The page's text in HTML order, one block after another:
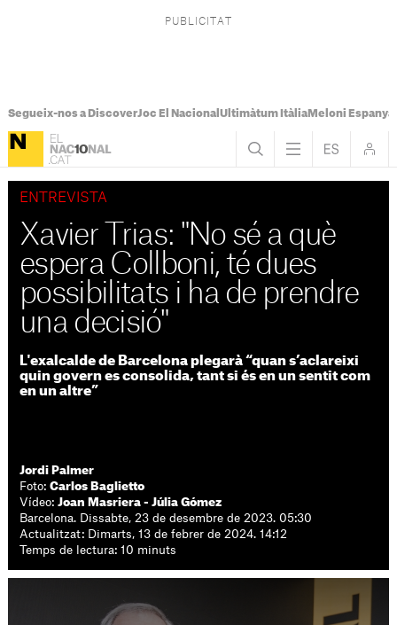
Segueix-nos a DiscoverJoc El Nacional Ultimàtum ItàliaMeloni Espanya
ENTREVISTA
Xavier Trias: "No sé a què
espera Collboni, té dues
possibilitats i ha de prendre
una decisió"
L'exalcalde de Barcelona plegarà “quan s’aclareixi
quin govern es consolida, tant si és en un sentit com
en un altre”
Jordi Palmer
Foto:Carlos Baglietto
Vídeo:Joan Masriera - Júlia Gómez
Barcelona. Dissabte, 23 de desembre de 2023. 05:30
Actualitzat: Dimarts, 13 de febrer de 2024. 14:12
Temps de lectura: 10 minuts